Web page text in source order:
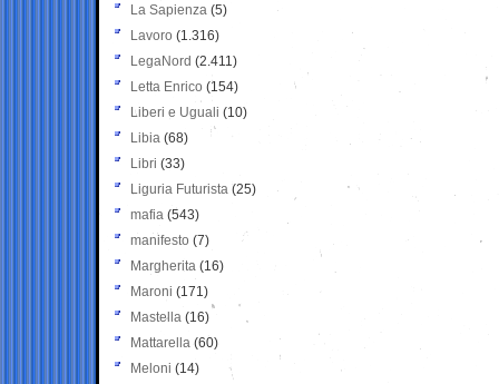
La Sapienza (5)
Lavoro (1.316)
LegaNord (2.411)
Letta Enrico (154)
Liberi e Uguali (10)
Libia (68)
Libri (33)
Liguria Futurista (25)
mafia (543)
manifesto (7)
Margherita (16)
Maroni (171)
Mastella (16)
Mattarella (60)
Meloni (14)